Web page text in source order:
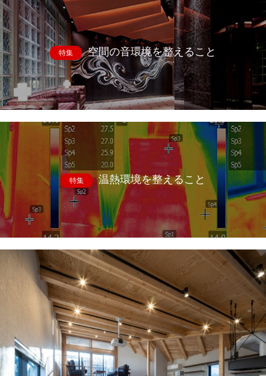
特集 空間の音環境を整えること
特集 温熱環境を整えること